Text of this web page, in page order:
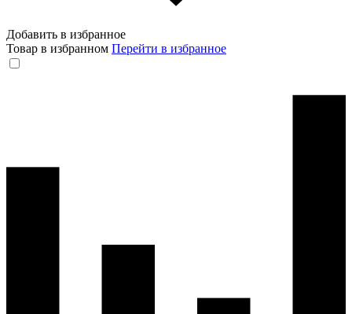
Добавить в избранное
Товар в избранном Перейти в избранное